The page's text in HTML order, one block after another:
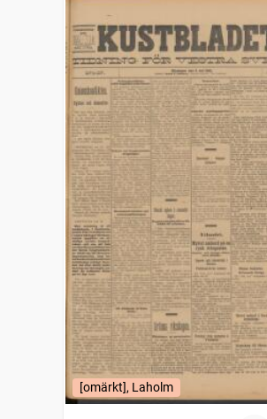
[omärkt], Laholm